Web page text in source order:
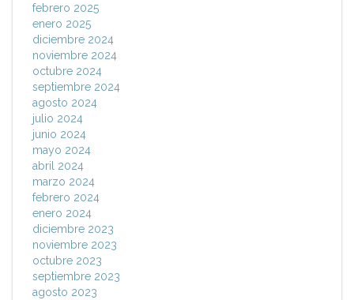
febrero 2025
enero 2025
diciembre 2024
noviembre 2024
octubre 2024
septiembre 2024
agosto 2024
julio 2024
junio 2024
mayo 2024
abril 2024
marzo 2024
febrero 2024
enero 2024
diciembre 2023
noviembre 2023
octubre 2023
septiembre 2023
agosto 2023